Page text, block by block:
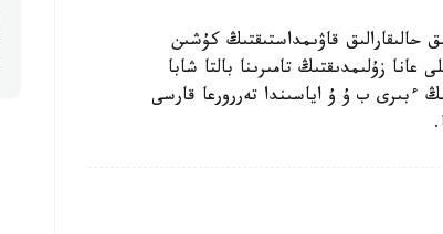
حالىقارالىق قاۋىمداستىقتىڭ كۇشىن
زۇلىمدىقتىڭ تامىرىنا بالتا شابا
ءبىرى ب ۇ ۇ اياسىندا تەررورعا قارسى